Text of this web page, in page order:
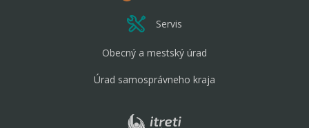
Servis
Obecný a mestský úrad
Úrad samosprávneho kraja